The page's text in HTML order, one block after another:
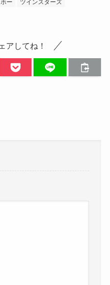
ー
ツインスターズ
アしてね！